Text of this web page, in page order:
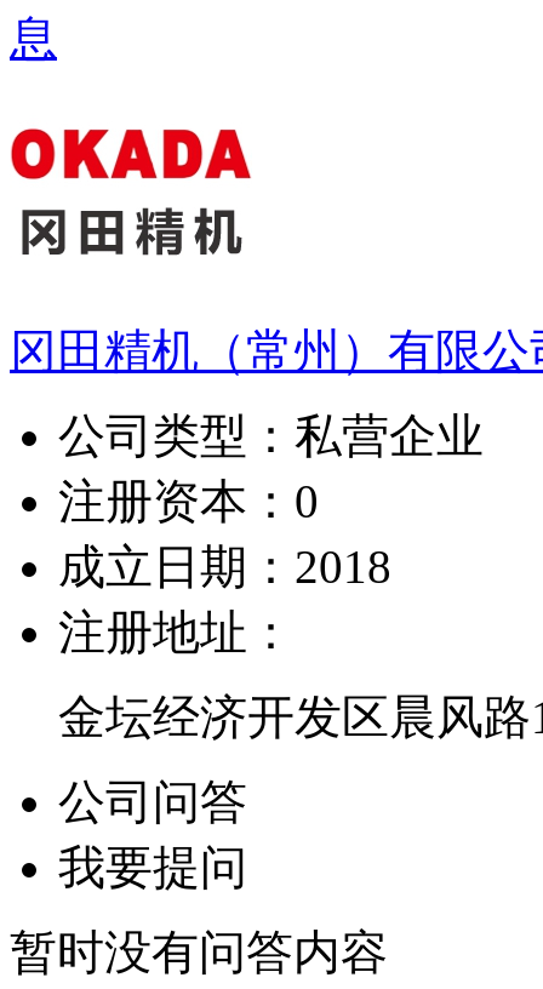
息
冈田精机（常州）有限公
公司类型： 私营企业
注册资本： 0
成立日期： 2018
注册地址：
金坛经济开发区晨风路
公司问答
我要提问
暂时没有问答内容